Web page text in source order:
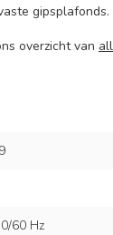
gipsplafonds.
overzicht van
60 Hz